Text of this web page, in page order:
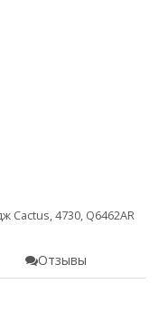
Cactus,4730, Q6462AR
Отзывы